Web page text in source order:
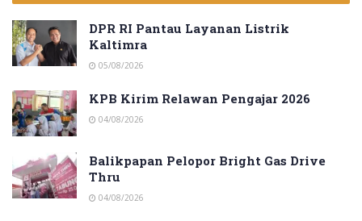
DPR RI Pantau Layanan Listrik
Kaltimra
05/08/2026
KPB Kirim Relawan Pengajar 2026
04/08/2026
Balikpapan Pelopor Bright Gas Drive
Thru
04/08/2026